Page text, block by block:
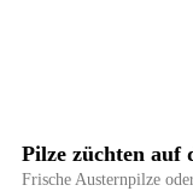
Pilze züchten auf
Frische Austernpilze